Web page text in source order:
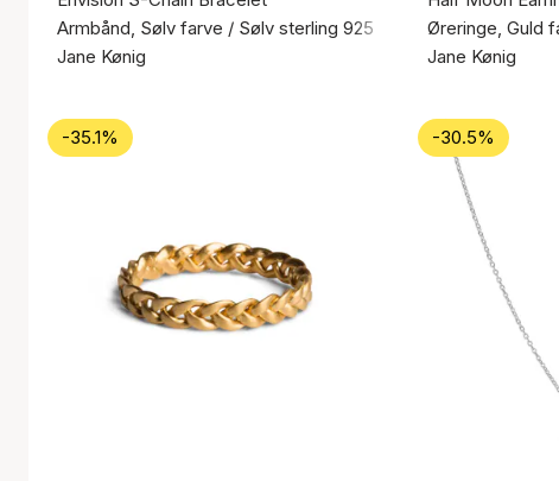
Armbånd, Sølv farve / Sølv sterling 925
Jane Kønig
Øreringe, Guld
Jane Kønig
-35.1% -30.5%